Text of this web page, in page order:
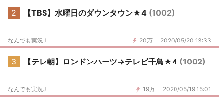
2 【TBS】水曜日のダウンタウン★4 (1002)
20万 2020/05/20 13:33
なんでも実況J
3 【テレ朝】ロンドンハーツ→テレビ千鳥★4 (1002)
19万 2020/05/19 15:01
なんでも実況J